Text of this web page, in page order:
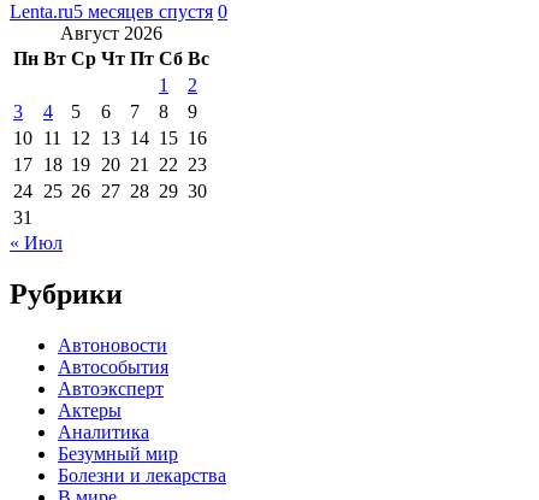
Lenta.ru5 месяцев спустя 0
Август 2026
Пн Вт Ср Чт Пт Сб Вс
1
2
3
4 5 6 7 8
9
10 11 12 13 14 15 16
17 18 19 20 21 22 23
24 25 26 27 28 29 30
31
« Июл
Рубрики
Автоновости
Автособытия
Автоэксперт
Актеры
Аналитика
Безумный мир
Болезни и лекарства